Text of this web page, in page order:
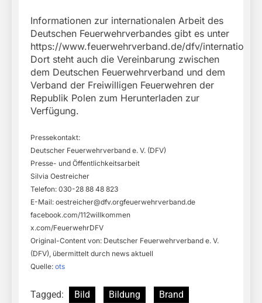
Informationen zur internationalen Arbeit des
Deutschen Feuerwehrverbandes gibt es unter
https://www.feuerwehrverband.de/dfv/international/.
Dort steht auch die Vereinbarung zwischen
dem Deutschen Feuerwehrverband und dem
Verband der Freiwilligen Feuerwehren der
Republik Polen zum Herunterladen zur
Verfügung.
Pressekontakt:
Deutscher Feuerwehrverband e. V. (DFV)
Presse- und Öffentlichkeitsarbeit
Silvia Oestreicher
Telefon: 030-28 88 48 823
E-Mail: oestreicher@dfv.orgfeuerwehrverband.de
facebook.com/112willkommen
x.com/FeuerwehrDFV
Original-Content von: Deutscher Feuerwehrverband e. V.
(DFV), übermittelt durch news aktuell
Quelle: ots
Tagged: Bild Bildung
Brand